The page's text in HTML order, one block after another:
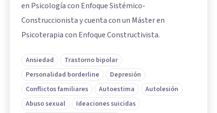
en Psicología con Enfoque Sistémico-
Construccionista y cuenta con un Máster en
Psicoterapia con Enfoque Constructivista.
Ansiedad
Trastorno bipolar
Personalidad borderline
Depresión
Conflictos familiares
Autoestima
Autolesión
Abuso sexual
Ideaciones suicidas